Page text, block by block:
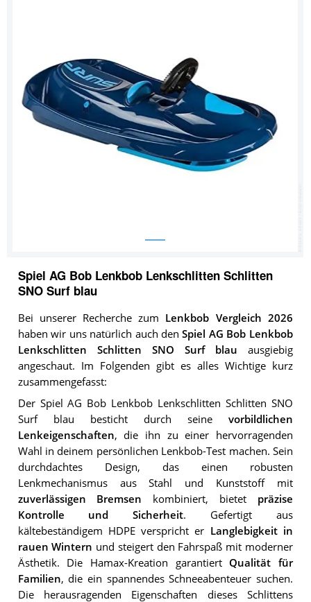
Spiel AG Bob Lenkbob Lenkschlitten Schlitten
SNO Surf blau
Bei unserer Recherche zum Lenkbob Vergleich 2026
haben wir uns natürlich auch denSpiel AG Bob Lenkbob
Lenkschlitten Schlitten SNO Surf blau ausgiebig
angeschaut. Im Folgenden gibt es alles Wichtige kurz
zusammengefasst:
Der Spiel AG Bob Lenkbob Lenkschlitten Schlitten SNO
Surf blau besticht durch seine vorbildlichen
Lenkeigenschaften, die ihn zu einer hervorragenden
Wahl in deinem persönlichen Lenkbob-Test machen. Sein
durchdachtes Design, das einen robusten
Lenkmechanismus aus Stahl und Kunststoff mit
zuverlässigen Bremsen kombiniert, bietet präzise
Kontrolle und Sicherheit. Gefertigt aus
kältebeständigem HDPE verspricht er Langlebigkeit in
rauen Wintern und steigert den Fahrspaß mit moderner
Ästhetik. Die Hamax-Kreation garantiertQualität für
Familien, die ein spannendes Schneeabenteuer suchen.
Die herausragenden Eigenschaften dieses Schlittens